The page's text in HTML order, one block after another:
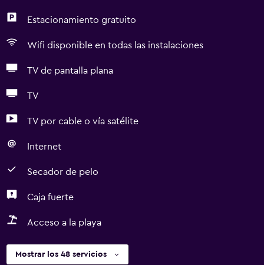
Estacionamiento gratuito
Wifi disponible en todas las instalaciones
TV de pantalla plana
TV
TV por cable o vía satélite
Internet
Secador de pelo
Caja fuerte
Acceso a la playa
Mostrar los 48 servicios